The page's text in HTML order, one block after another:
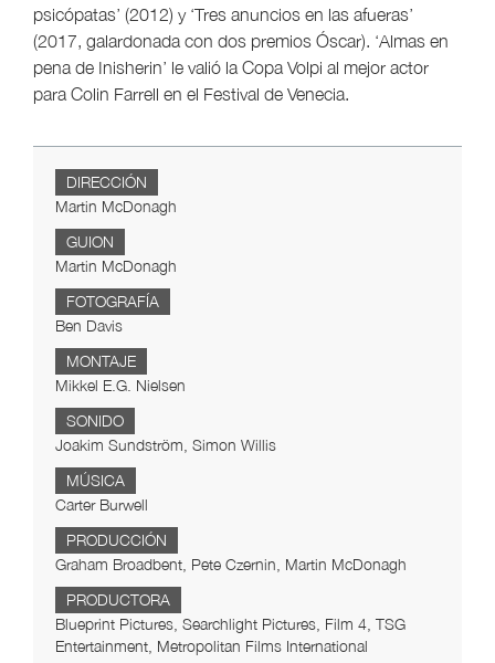
psicópatas’ (2012) y ‘Tres anuncios en las afueras’
(2017, galardonada con dos premios Óscar). ‘Almas en
pena de Inisherin’ le valió la Copa Volpi al mejor actor
para Colin Farrell en el Festival de Venecia.
DIRECCIÓN
Martin McDonagh
GUION
Martin McDonagh
FOTOGRAFÍA
Ben Davis
MONTAJE
Mikkel E.G. Nielsen
SONIDO
Joakim Sundström, Simon Willis
MÚSICA
Carter Burwell
PRODUCCIÓN
Graham Broadbent, Pete Czernin, Martin McDonagh
PRODUCTORA
Blueprint Pictures, Searchlight Pictures, Film 4, TSG
Entertainment, Metropolitan Films International